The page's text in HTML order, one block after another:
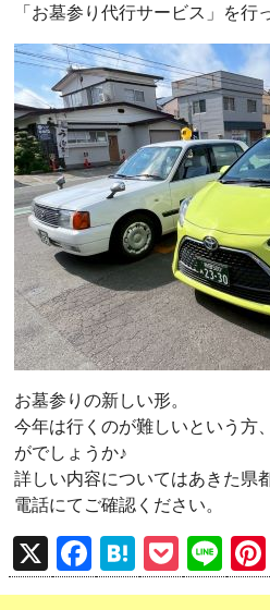
「お墓参り代行サービス」を行
お墓参りの新しい形。
今年は行くのが難しいという方
がでしょうか♪
詳しい内容についてはあきた県
電話にてご確認ください。
X
F
a
H
at
P
o
Li
n